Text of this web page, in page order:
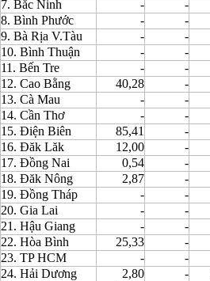
7. Bắc Ninh
- -
8. Bình Phước
- -
9. Bà Rịa V.Tàu
- -
10. Bình Thuận
- -
11. Bến Tre
- -
12. Cao Bằng
40,28 -
13. Cà Mau
- -
14. Cần Thơ
- -
15. Điện Biên
85,41 -
16. Đăk Lăk
12,00 -
17. Đồng Nai
0,54 -
18. Đăk Nông
2,87 -
19. Đồng Tháp
- -
20. Gia Lai
- -
21. Hậu Giang
- -
22. Hòa Bình
25,33 -
23. TP HCM
- -
24. Hải Dương
2,80 -